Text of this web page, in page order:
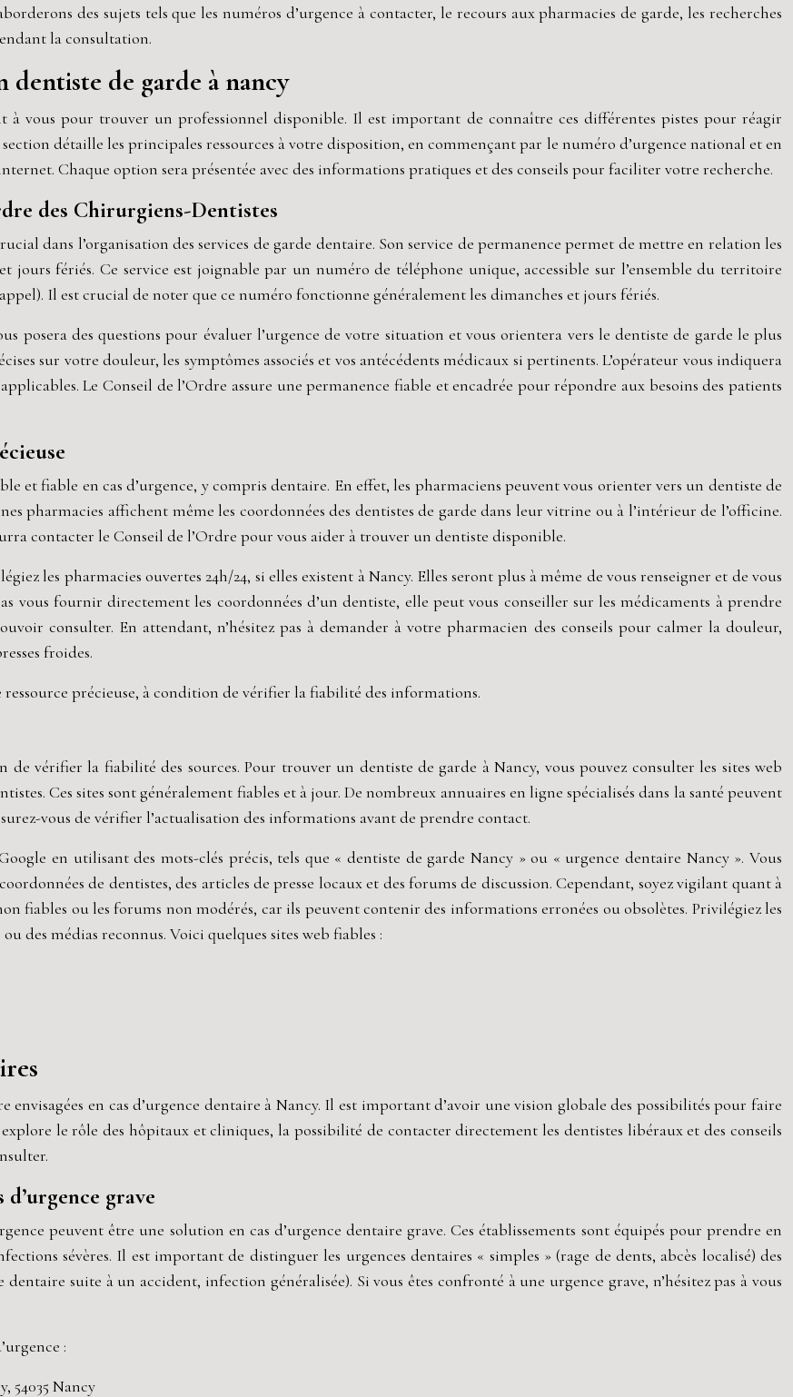
des sujets tels que les numéros d’urgence à contacter, le recours aux pharmacies de garde, les recherches
la consultation.
de garde à nancy
à vous pour trouver un professionnel disponible. Il est important de connaître ces différentes pistes pour réagir
détaille les principales ressources à votre disposition, en commençant par le numéro d’urgence national et en
Chaque option sera présentée avec des informations pratiques et des conseils pour faciliter votre recherche.
des Chirurgiens-Dentistes
dans l’organisation des services de garde dentaire. Son service de permanence permet de mettre en relation les
jours fériés. Ce service est joignable par un numéro de téléphone unique, accessible sur l’ensemble du territoire
Il est crucial de noter que ce numéro fonctionne généralement les dimanches et jours fériés.
posera des questions pour évaluer l’urgence de votre situation et vous orientera vers le dentiste de garde le plus
sur votre douleur, les symptômes associés et vos antécédents médicaux si pertinents. L’opérateur vous indiquera
Le Conseil de l’Ordre assure une permanence fiable et encadrée pour répondre aux besoins des patients
et fiable en cas d’urgence, y compris dentaire. En effet, les pharmaciens peuvent vous orienter vers un dentiste de
pharmacies affichent même les coordonnées des dentistes de garde dans leur vitrine ou à l’intérieur de l’officine.
contacter le Conseil de l’Ordre pour vous aider à trouver un dentiste disponible.
les pharmacies ouvertes 24h/24, si elles existent à Nancy. Elles seront plus à même de vous renseigner et de vous
vous fournir directement les coordonnées d’un dentiste, elle peut vous conseiller sur les médicaments à prendre
consulter. En attendant, n’hésitez pas à demander à votre pharmacien des conseils pour calmer la douleur,
froides.
précieuse, à condition de vérifier la fiabilité des informations.
vérifier la fiabilité des sources. Pour trouver un dentiste de garde à Nancy, vous pouvez consulter les sites web
Ces sites sont généralement fiables et à jour. De nombreux annuaires en ligne spécialisés dans la santé peuvent
vous de vérifier l’actualisation des informations avant de prendre contact.
en utilisant des mots-clés précis, tels que « dentiste de garde Nancy » ou « urgence dentaire Nancy ». Vous
de dentistes, des articles de presse locaux et des forums de discussion. Cependant, soyez vigilant quant à
fiables ou les forums non modérés, car ils peuvent contenir des informations erronées ou obsolètes. Privilégiez les
des médias reconnus. Voici quelques sites web fiables :
en cas d’urgence dentaire à Nancy. Il est important d’avoir une vision globale des possibilités pour faire
le rôle des hôpitaux et cliniques, la possibilité de contacter directement les dentistes libéraux et des conseils
grave
peuvent être une solution en cas d’urgence dentaire grave. Ces établissements sont équipés pour prendre en
sévères. Il est important de distinguer les urgences dentaires « simples » (rage de dents, abcès localisé) des
suite à un accident, infection généralisée). Si vous êtes confronté à une urgence grave, n’hésitez pas à vous
:
54035 Nancy